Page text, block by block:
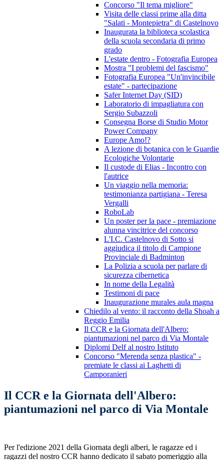
Concorso "Il tema migliore"
Visita delle classi prime alla ditta
"Salati - Montepietra" di Castelnovo
Inaugurata la biblioteca scolastica
della scuola secondaria di primo
grado
L'estate dentro - Fotografia Europea
Mostra "I problemi del fascismo"
Fotografia Europea "Un'invincibile
estate" - partecipazione
Safer Internet Day (SID)
Laboratorio di impagliatura con
Sergio Subazzoli
Consegna Borse di Studio Motor
Power Company
Europe Amo!?
A lezione di botanica con le Guardie
Ecologiche Volontarie
Il custode di Elias - Incontro con
l'autrice
Un viaggio nella memoria:
testimonianza partigiana - Teresa
Vergalli
RoboLab
Un poster per la pace - premiazione
alunna vincitrice del concorso
L'I.C. Castelnovo di Sotto si
aggiudica il titolo di Campione
Provinciale di Badminton
La Polizia a scuola per parlare di
sicurezza cibernetica
In nome della Legalità
Testimoni di pace
Inaugurazione murales aula magna
Chiedilo al vento: il racconto della Shoah a
Reggio Emilia
Il CCR e la Giornata dell'Albero:
piantumazioni nel parco di Via Montale
Diplomi Delf al nostro Istituto
Concorso "Merenda senza plastica" -
premiate le classi ai Laghetti di
Camporanieri
Il CCR e la Giornata dell'Albero:
piantumazioni nel parco di Via Montale
Per l'edizione 2021 della Giornata degli alberi, le ragazze ed i
ragazzi del nostro CCR hanno dedicato il sabato pomeriggio alla